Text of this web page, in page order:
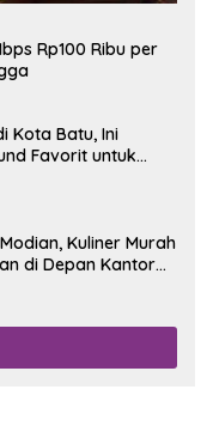
Rp100 Ribu per
Kota Batu, Ini
Favorit untuk
Kuliner Murah
di Depan Kantor